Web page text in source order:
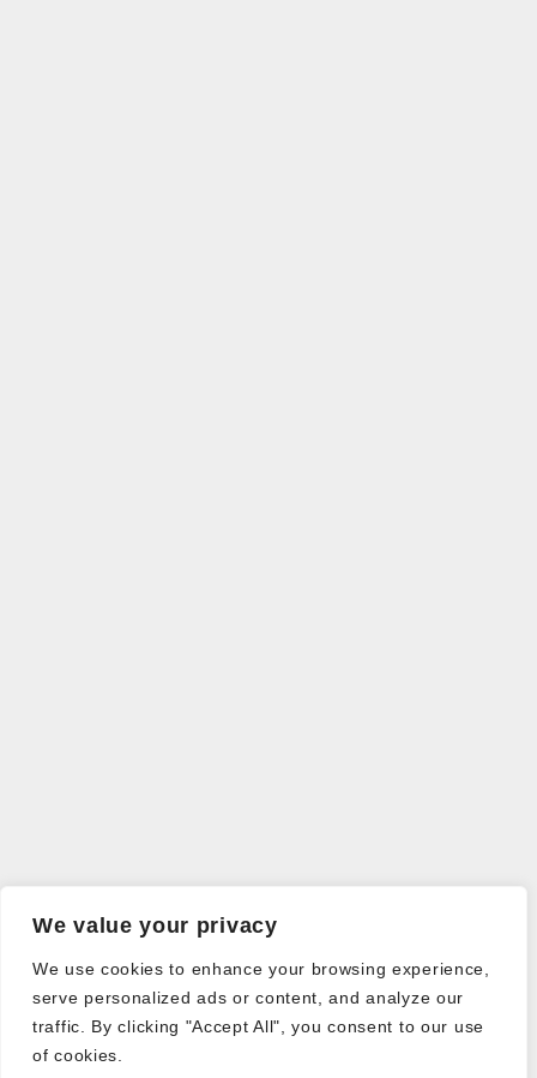
We value your privacy
We use cookies to enhance your browsing experience,
serve personalized ads or content, and analyze our
traffic. By clicking "Accept All", you consent to our use
of cookies.